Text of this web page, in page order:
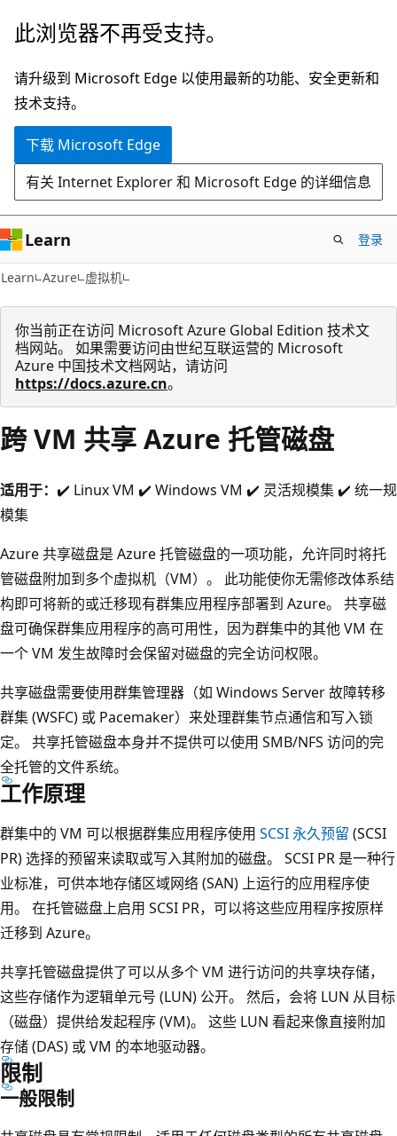
跳
主
要
内
此浏览器不再受支持。
请升级到 Microsoft Edge 以使用最新的功能、安全更新和
技术支持。
下载 Microsoft Edge
有关 Internet Explorer 和 Microsoft Edge 的详细信息
Learn 登录
Learn Azure 虚拟机
你当前正在访问 Microsoft Azure Global Edition 技术文
档网站。 如果需要访问由世纪互联运营的 Microsoft
Azure 中国技术文档网站，请访问
https://docs.azure.cn。
跨 VM 共享 Azure 托管磁盘
适用于： ✔️ Linux VM ✔️ Windows VM ✔️ 灵活规模集 ✔️ 统一规
模集
Azure 共享磁盘是 Azure 托管磁盘的一项功能，允许同时将托
管磁盘附加到多个虚拟机（VM）。 此功能使你无需修改体系结
构即可将新的或迁移现有群集应用程序部署到 Azure。 共享磁
盘可确保群集应用程序的高可用性，因为群集中的其他 VM 在
一个 VM 发生故障时会保留对磁盘的完全访问权限。
共享磁盘需要使用群集管理器（如 Windows Server 故障转移
群集 (WSFC) 或 Pacemaker）来处理群集节点通信和写入锁
定。 共享托管磁盘本身并不提供可以使用 SMB/NFS 访问的完
全托管的文件系统。
工作原理
群集中的 VM 可以根据群集应用程序使用 SCSI 永久预留 (SCSI
PR) 选择的预留来读取或写入其附加的磁盘。 SCSI PR 是一种行
业标准，可供本地存储区域网络 (SAN) 上运行的应用程序使
用。 在托管磁盘上启用 SCSI PR，可以将这些应用程序按原样
迁移到 Azure。
共享托管磁盘提供了可以从多个 VM 进行访问的共享块存储，
这些存储作为逻辑单元号 (LUN) 公开。 然后，会将 LUN 从目标
（磁盘）提供给发起程序 (VM)。 这些 LUN 看起来像直接附加
存储 (DAS) 或 VM 的本地驱动器。
限制
一般限制